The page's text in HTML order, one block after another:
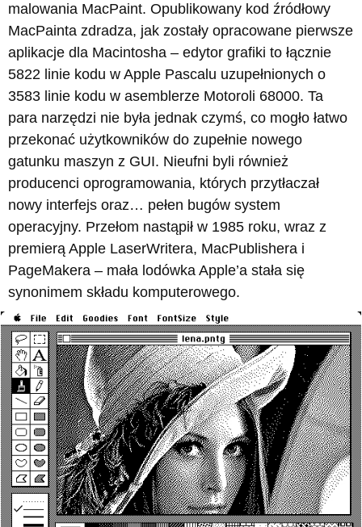
malowania MacPaint. Opublikowany kod źródłowy
MacPainta zdradza, jak zostały opracowane pierwsze
aplikacje dla Macintosha – edytor grafiki to łącznie
5822 linie kodu w Apple Pascalu uzupełnionych o
3583 linie kodu w asemblerze Motoroli 68000. Ta
para narzędzi nie była jednak czymś, co mogło łatwo
przekonać użytkowników do zupełnie nowego
gatunku maszyn z GUI. Nieufni byli również
producenci oprogramowania, których przytłaczał
nowy interfejs oraz… pełen bugów system
operacyjny. Przełom nastąpił w 1985 roku, wraz z
premierą Apple LaserWritera, MacPublishera i
PageMakera – mała lodówka Apple’a stała się
synonimem składu komputerowego.